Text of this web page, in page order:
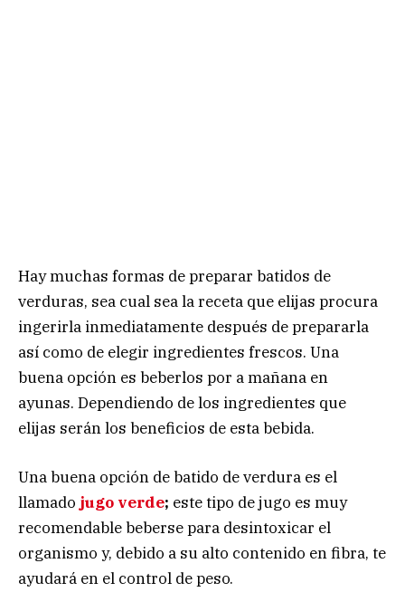
Hay muchas formas de preparar batidos de
verduras, sea cual sea la receta que elijas procura
ingerirla inmediatamente después de prepararla
así como de elegir ingredientes frescos. Una
buena opción es beberlos por a mañana en
ayunas. Dependiendo de los ingredientes que
elijas serán los beneficios de esta bebida.
Una buena opción de batido de verdura es el
llamado jugo verde; este tipo de jugo es muy
recomendable beberse para desintoxicar el
organismo y, debido a su alto contenido en fibra, te
ayudará en el control de peso.